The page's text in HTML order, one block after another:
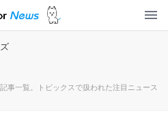
事一覧。トピックスで扱われた注目ニュース